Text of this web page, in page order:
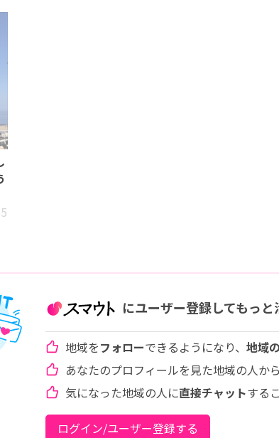
にユーザー登録してもっと
地域をフォローできるようになり、 地域
あなたのプロフィールを見た地域の人から
気になった地域の人に直接チャットする
ログイン/ユーザー登録する